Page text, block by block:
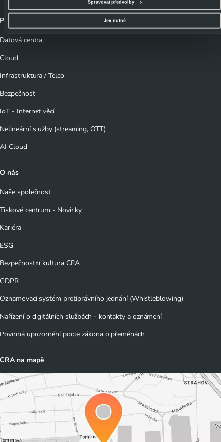
Vybrané možnosti můžete kdykoliv změnit nebo odvolat souhlas ve svém nastavení.
Spravovat předvolby
Jen nutné
Produkty a Služby
Datová centra
Cloud
Infrastruktura / Telco
Bezpečnost
IoT - Internet věcí
Nelineární služby (streaming, OTT)
AI Cloud
O nás
Naše společnost
Tiskové centrum - Novinky
Kariéra
ESG
Bezpečnostní kultura CRA
GDPR
Oznamovací systém protiprávního jednání (Whistleblowing)
Nařízení o digitálních službách - kontakty a oznámení
Povinná upozornění podle zákona o přeměnách
CRA na mapě